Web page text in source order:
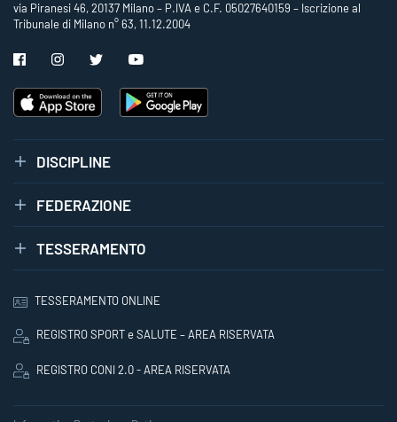
via Piranesi 46, 20137 Milano – P.IVA e C.F. 05027640159 – Iscrizione al
Tribunale di Milano n° 63, 11.12.2004
DISCIPLINE
FEDERAZIONE
TESSERAMENTO
TESSERAMENTO ONLINE
REGISTRO SPORT e SALUTE – AREA RISERVATA
REGISTRO CONI 2.0 - AREA RISERVATA